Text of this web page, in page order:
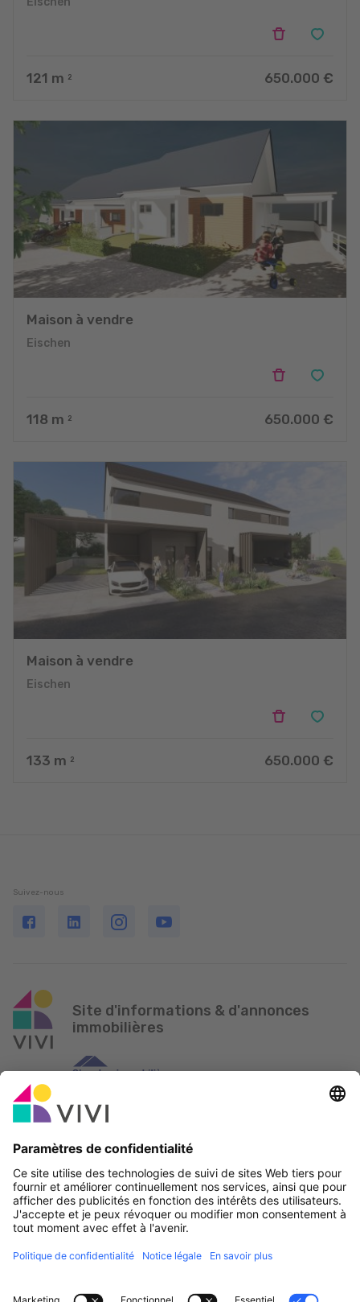
121 m 2 650.000 €
Maison à vendre
Eischen
118 m 2 650.000 €
Maison à vendre
Eischen
133 m 2 650.000 €
Suivez-nous
Site d'informations & d'annonces
immobilières
Professionnels, devenez membres!